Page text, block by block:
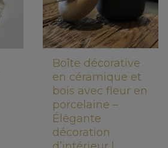
Boîte décorative
en céramique et
bois avec fleur en
porcelaine –
Élégante
décoration